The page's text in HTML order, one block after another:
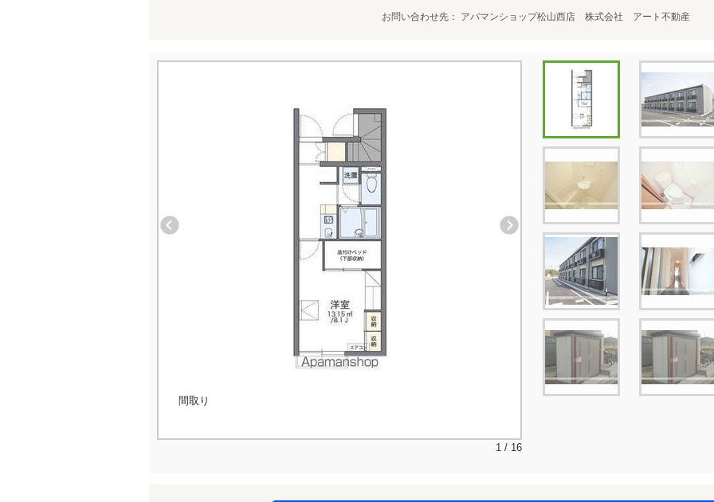
お問い合わせ先 アパマンショップ松山西店 株式会社 アート不動産
間取り
1 / 16